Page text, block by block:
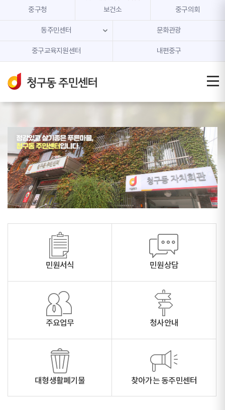
본문 내용 바로가기
주메뉴 바로가기
중구청 보건소 중구의회
동주민센터 문화관광
중구교육지원센터 내편중구
민원서식 민원상담
주요업무 청사안내
대형생활폐기물 찾아가는 동주민센터